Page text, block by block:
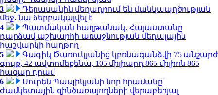
3
Դերասանին մեղադրում են մանկապղծության
մեջ․ նա ձերբակալվել է
4
Պատմական հաղթանակ․ Հայաստանը
դարձավ աշխարհի առաջնության մեդալային
հաշվարկի հաղթող
5
Գագիկ Ծառուկյանից կբռնագանձվի 75 անշարժ
գույք, 42 ավտոմեքենա, 105 միլիարդ 865 միլիոն 865
հազար դրամ
6
Սուրեն Պապիկյանի նոր հրամանը՝
ժամկետային զինծառայողների վերաբերյալ